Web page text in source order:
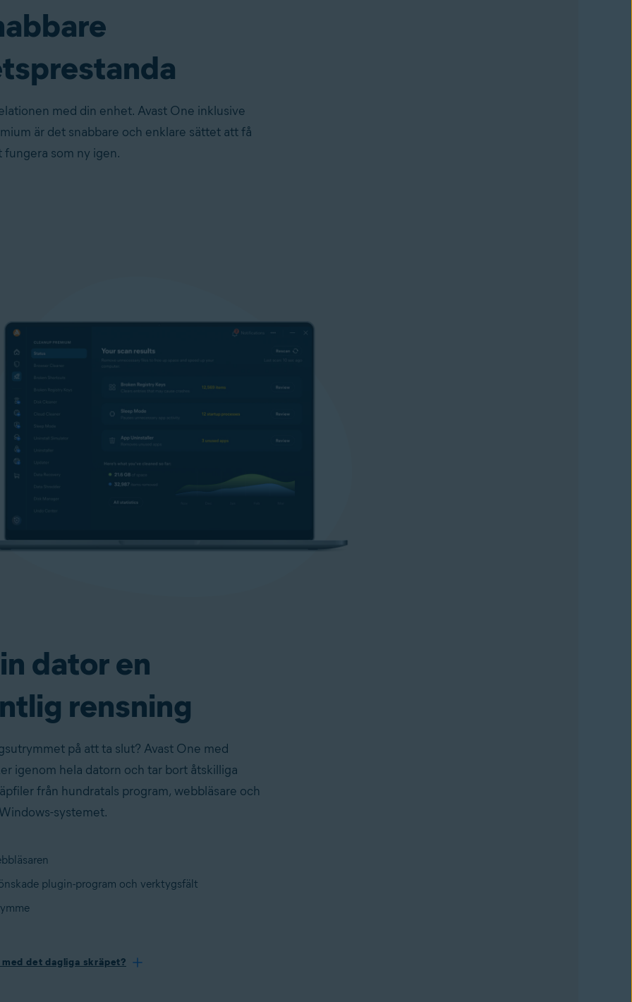
med din enhet. Avast One inklusive
är det snabbare och enklare sättet att få
fungera som ny igen.
dator en
rensning
på att ta slut? Avast One med
igenom hela datorn och tar bort åtskilliga
från hundratals program, webbläsare och
systemet.
plugin-program och verktygsfält
det dagliga skräpet?